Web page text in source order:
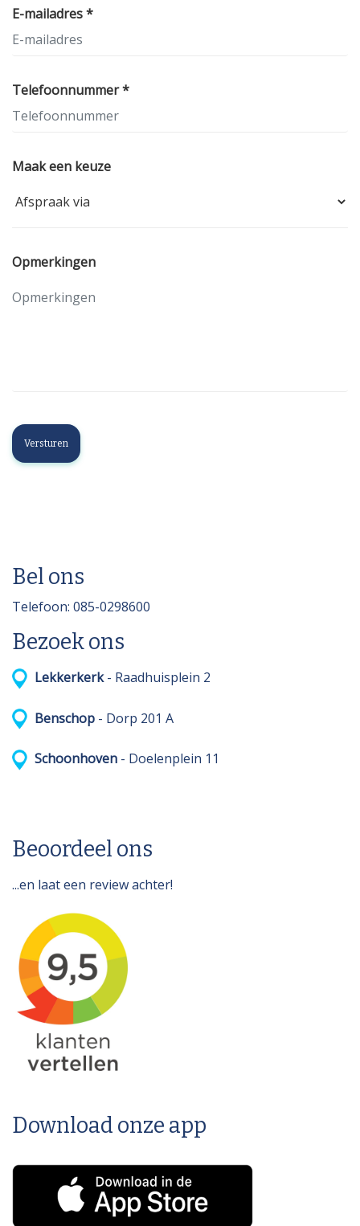
E-mailadres *
Telefoonnummer *
Maak een keuze
Opmerkingen
Bel ons
Telefoon: 085-0298600
Bezoek ons
Lekkerkerk- Raadhuisplein 2
Benschop - Dorp 201 A
Schoonhoven - Doelenplein 11
Beoordeel ons
...en laat een review achter!
Download onze app